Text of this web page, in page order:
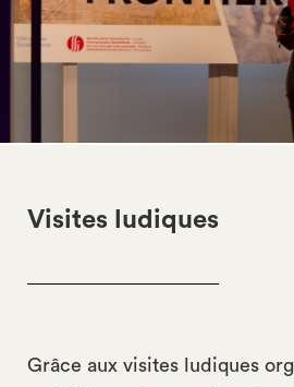
Visites ludiques
Grâce aux visites ludiques